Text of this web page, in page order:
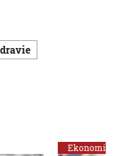
Zdravie
Ekonomika